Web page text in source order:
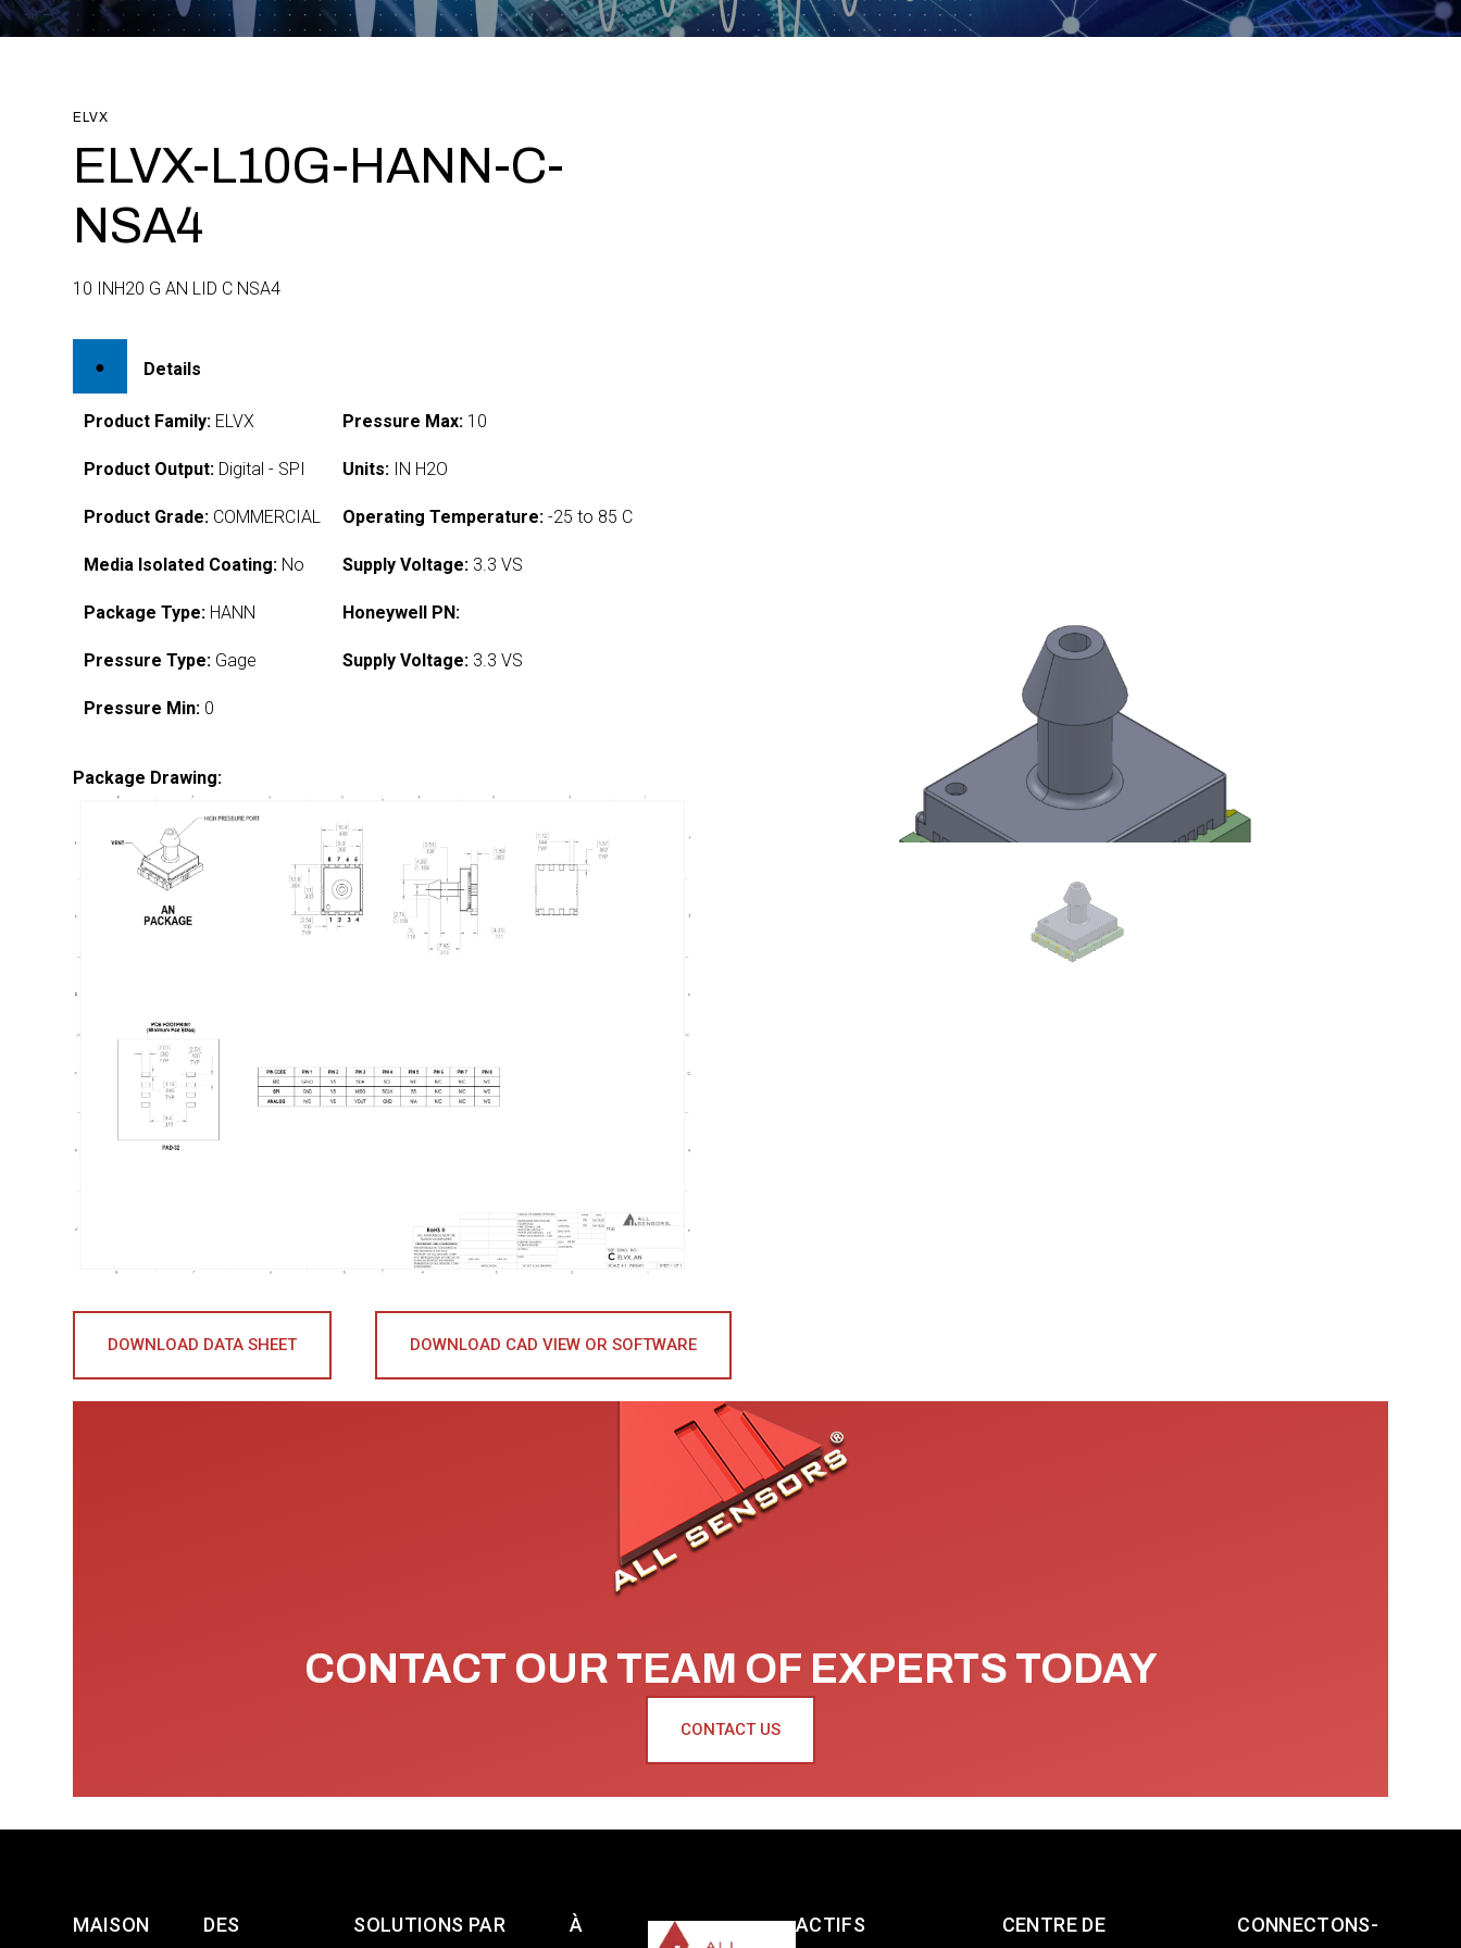
ELVX
ELVX-L10G-HANN-C-
NSA4
10 INH20 G AN LID C NSA4
Details
Product Family: ELVX
Product Output: Digital - SPI
Product Grade: COMMERCIAL
Media Isolated Coating: No
Package Type: HANN
Pressure Type: Gage
Pressure Min: 0
Pressure Max: 10
Units: IN H2O
Operating Temperature: -25 to 85 C
Supply Voltage: 3.3 VS
Honeywell PN:
Supply Voltage: 3.3 VS
Package Drawing:
DOWNLOAD DATA SHEET DOWNLOAD CAD VIEW OR SOFTWARE
CONTACT OUR TEAM OF EXPERTS TODAY
CONTACT US
MAISON DES SOLUTIONS PAR À ACTIFS CENTRE DE CONNECTONS-